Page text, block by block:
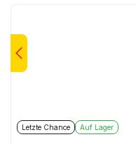
Letzte Chance Auf Lager